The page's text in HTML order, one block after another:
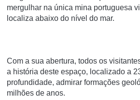
mergulhar na única mina portuguesa
localiza abaixo do nível do mar.
Com a sua abertura, todos os
a história deste espaço, localizado a
profundidade, admirar formações
milhões de anos.